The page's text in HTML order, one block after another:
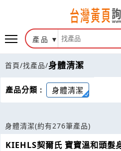
產品
首頁/找產品/身體清潔
產品分類 : 身體清潔
身體清潔(約有276筆產品)
KIEHLS契爾氏 寶寶溫和頭髮